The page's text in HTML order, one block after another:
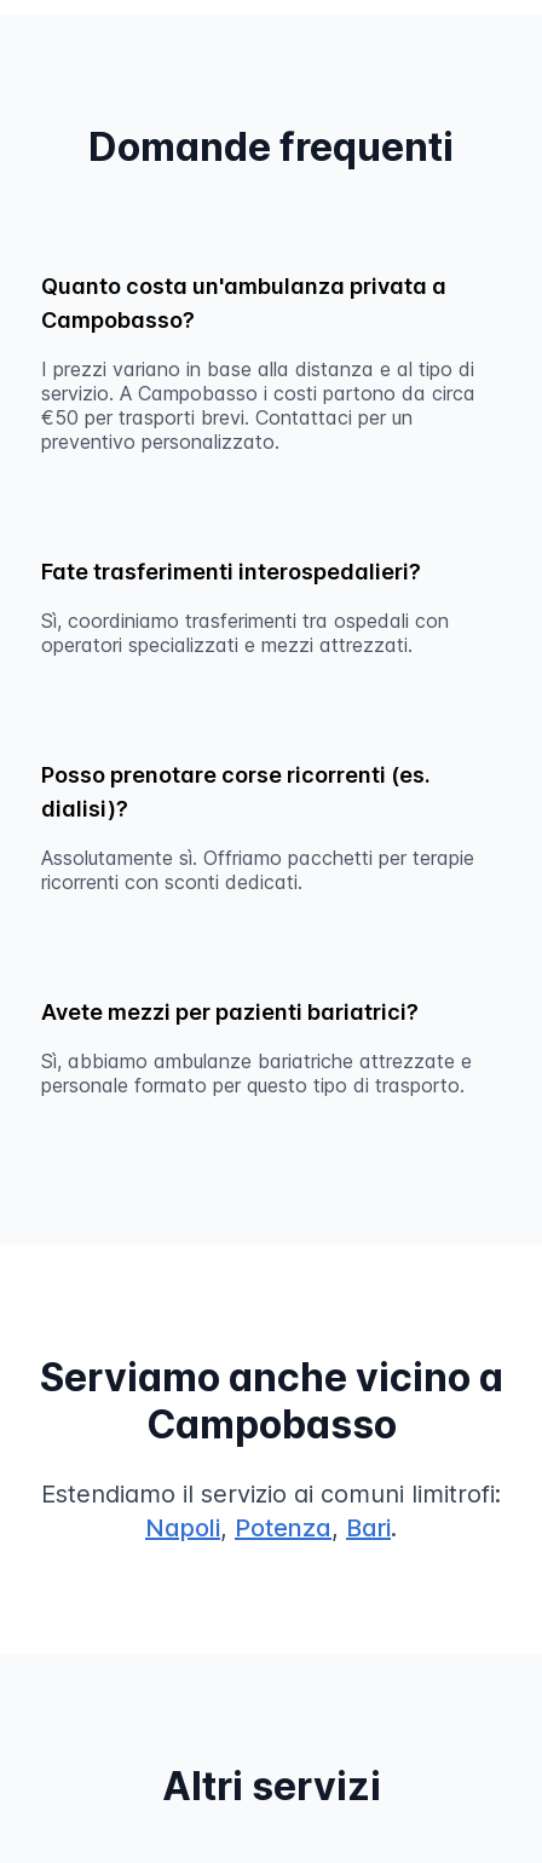
Domande frequenti
Quanto costa un'ambulanza privata a
Campobasso?
I prezzi variano in base alla distanza e al tipo di
servizio. A Campobasso i costi partono da circa
€50 per trasporti brevi. Contattaci per un
preventivo personalizzato.
Fate trasferimenti interospedalieri?
Sì, coordiniamo trasferimenti tra ospedali con
operatori specializzati e mezzi attrezzati.
Posso prenotare corse ricorrenti (es.
dialisi)?
Assolutamente sì. Offriamo pacchetti per terapie
ricorrenti con sconti dedicati.
Avete mezzi per pazienti bariatrici?
Sì, abbiamo ambulanze bariatriche attrezzate e
personale formato per questo tipo di trasporto.
Serviamo anche vicino a
Campobasso
Estendiamo il servizio ai comuni limitrofi:
Napoli, Potenza, Bari.
Altri servizi